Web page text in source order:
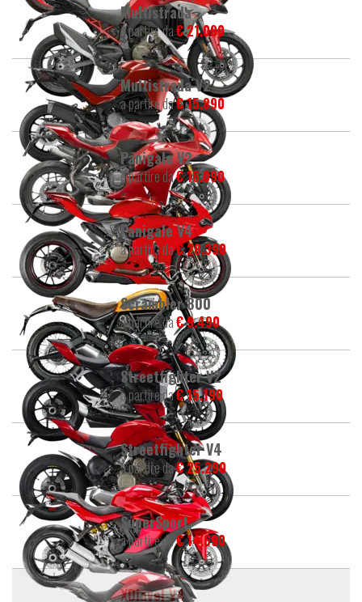
Multistrada
a partire da€ 21.090
Multistrada V2
a partire da€ 15.890
Panigale V2
a partire da€ 16.090
Panigale V4
a partire da€ 28.390
Scrambler 800
a partire da€ 9.490
Streetfighter V2
a partire da€ 15.190
Streetfighter V4
a partire da€ 25.290
SuperSport
a partire da€ 14.690
XDiavel V4